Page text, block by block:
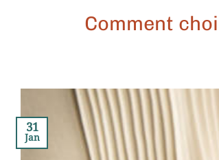
Comment
31
Jan